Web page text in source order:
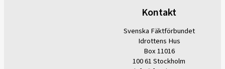
Kontakt
Svenska Fäktförbundet
Idrottens Hus
Box 11016
100 61 Stockholm